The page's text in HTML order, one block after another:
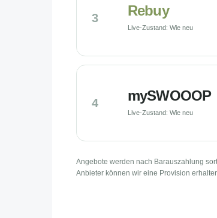
3 Rebuy
Live-Zustand: Wie neu
4 mySWOOOP
Live-Zustand: Wie neu
Angebote werden nach Barauszahlung
Anbieter können wir eine Provision